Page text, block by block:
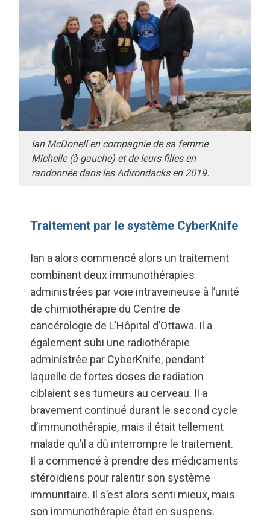
Ian McDonell en compagnie de sa femme
Michelle (à gauche) et de leurs filles en
randonnée dans les Adirondacks en 2019.
Traitement par le système CyberKnife
Ian a alors commencé alors un traitement
combinant deux immunothérapies
administrées par voie intraveineuse à l’unité
de chimiothérapie du Centre de
cancérologie de L’Hôpital d’Ottawa. Il a
également subi une radiothérapie
administrée par CyberKnife, pendant
laquelle de fortes doses de radiation
ciblaient ses tumeurs au cerveau. Il a
bravement continué durant le second cycle
d’immunothérapie, mais il était tellement
malade qu’il a dû interrompre le traitement.
Il a commencé à prendre des médicaments
stéroïdiens pour ralentir son système
immunitaire. Il s’est alors senti mieux, mais
son immunothérapie était en suspens.